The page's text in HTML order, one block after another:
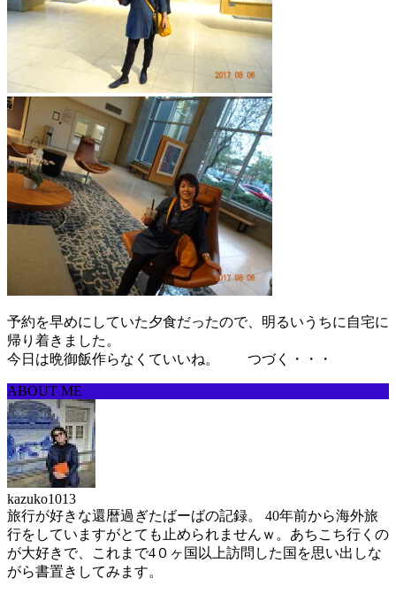
予約を早めにしていた夕食だったので、明るいうちに自宅に
帰り着きました。
今日は晩御飯作らなくていいね。 つづく・・・
ABOUT ME
kazuko1013
旅行が好きな還暦過ぎたばーばの記録。 40年前から海外旅
行をしていますがとても止められませんｗ。あちこち行くの
が大好きで、これまで4０ヶ国以上訪問した国を思い出しな
がら書置きしてみます。